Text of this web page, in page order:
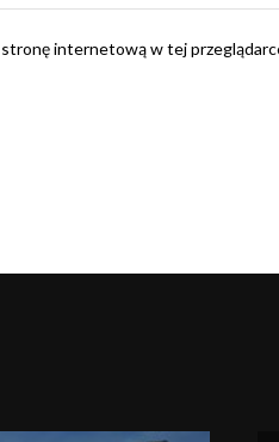
internetową w tej